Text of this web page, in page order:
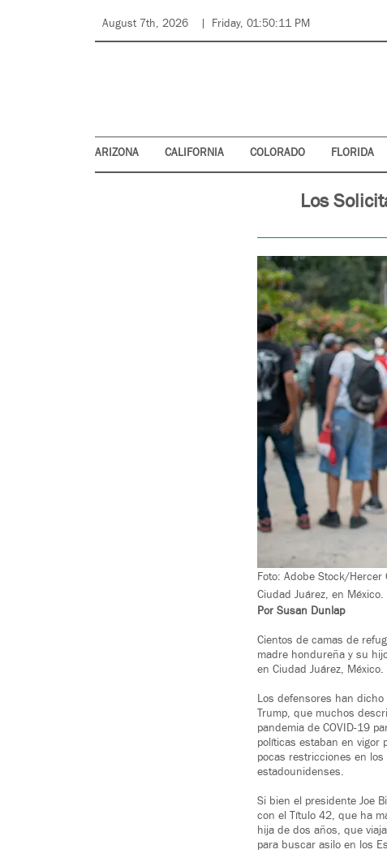
August 7th, 2026 Friday, 01:50:11 PM
ARIZONA CALIFORNIA COLORADO FLORIDA
Los
Foto: Adobe Stock/
Ciudad Juárez, en México.
Por Susan Dunlap
Cientos de camas de
madre hondureña y su
en Ciudad Juárez, México.
Los defensores han
Trump, que muchos
pandemia de COVID-19
políticas estaban en vigor
pocas restricciones en
estadounidenses.
Si bien el presidente Joe
con el Título 42, que ha
hija de dos años, que
para buscar asilo en los